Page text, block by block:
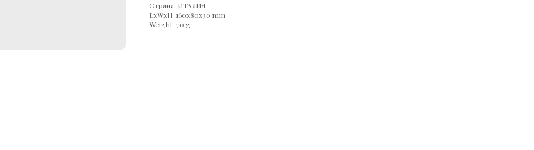
Страна: ИТАЛИЯ
LxWxH: 160x80x30 mm
Weight: 70 g